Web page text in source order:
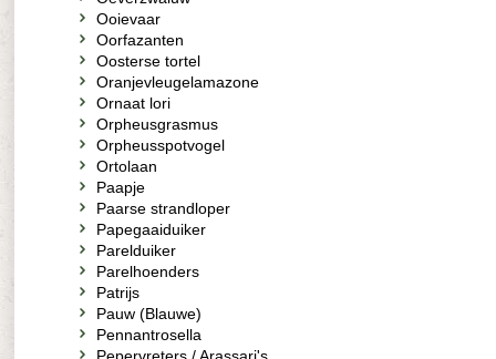
Ooievaar
Oorfazanten
Oosterse tortel
Oranjevleugelamazone
Ornaat lori
Orpheusgrasmus
Orpheusspotvogel
Ortolaan
Paapje
Paarse strandloper
Papegaaiduiker
Parelduiker
Parelhoenders
Patrijs
Pauw (Blauwe)
Pennantrosella